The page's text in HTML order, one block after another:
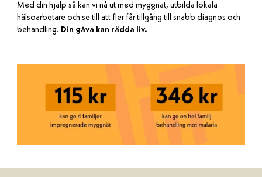
Med din hjälp så kan vi nå ut med myggnät, utbilda lokala
hälsoarbetare och se till att fler får tillgång till snabb diagnos och
behandling. Din gåva kan rädda liv.